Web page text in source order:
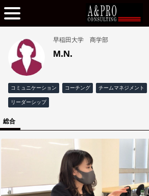
早稲田大学 商学部
M.N.
コミュニケーション コーチング チームマネジメント
リーダーシップ
総合